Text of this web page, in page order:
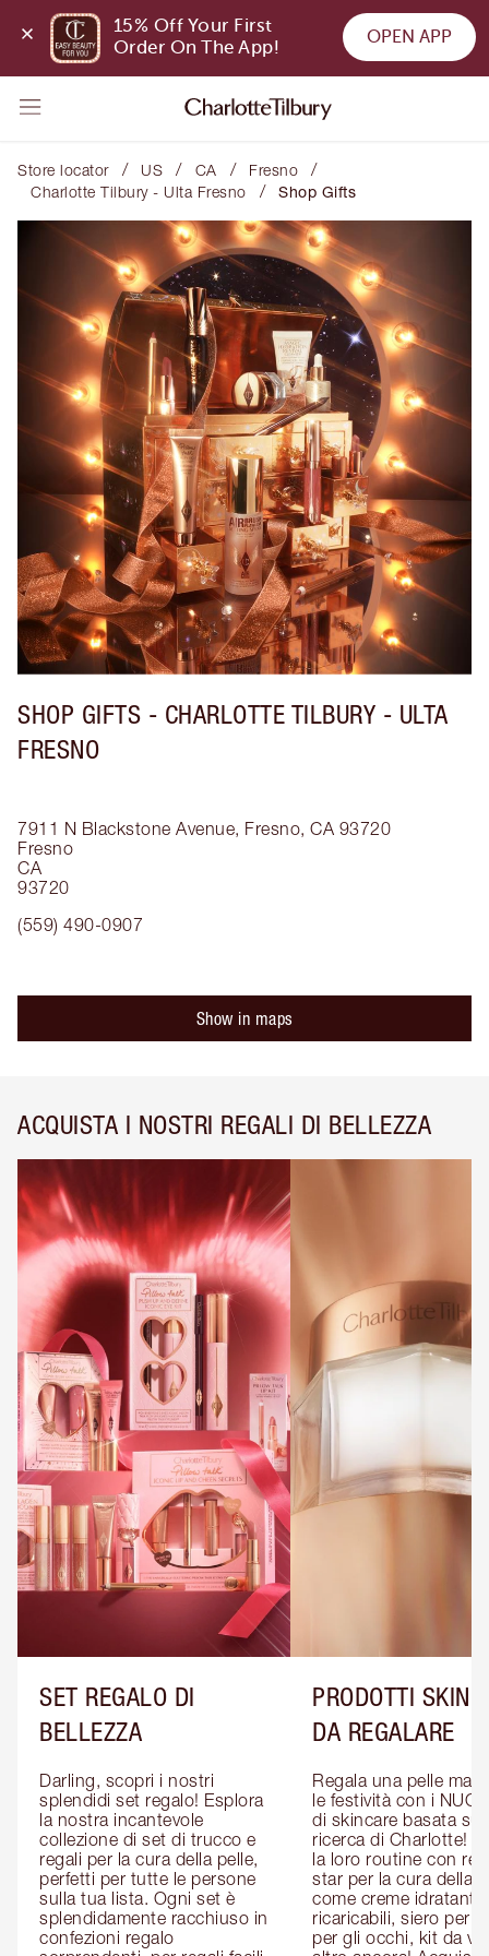
15% Off Your First
Order On The App!
OPEN APP
Store locator / US / CA / Fresno /
Charlotte Tilbury - Ulta Fresno / Shop Gifts
SHOP GIFTS - CHARLOTTE TILBURY - ULTA
FRESNO
7911 N Blackstone Avenue, Fresno, CA 93720
Fresno
CA
93720
(559) 490-0907
Show in maps
ACQUISTA I NOSTRI REGALI DI BELLEZZA
SET REGALO DI
BELLEZZA
Darling, scopri i nostri
splendidi set regalo! Esplora
la nostra incantevole
collezione di set di trucco e
regali per la cura della pelle,
perfetti per tutte le persone
sulla tua lista. Ogni set è
splendidamente racchiuso in
confezioni regalo
PRODOTTI
DA REGALARE
Regala una pelle
le festività con i
di skincare basata
ricerca di Charlotte!
la loro routine con
star per la cura della
come creme idratanti
ricaricabili, siero per il
per gli occhi, kit da